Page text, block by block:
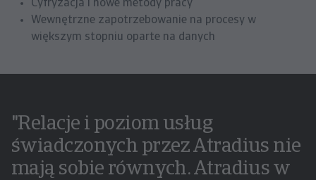
Cyfryzacja i nowe metody pracy
Wewnętrzne zapotrzebowanie na procesy w
większym stopniu oparte na danych
"Relacje i poziom usług
świadczonych przez Atradius nie
mają sobie równych. Atradius w